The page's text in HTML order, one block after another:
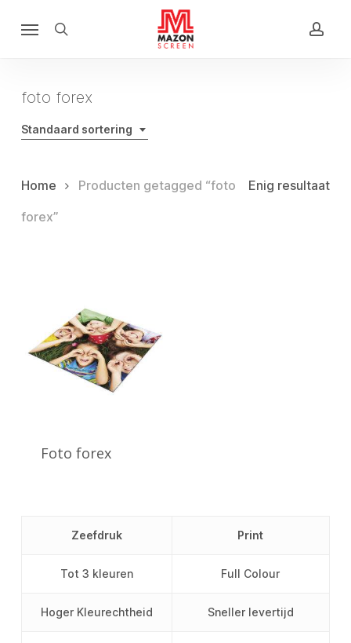
search
foto forex
Standaard sortering
Enig resultaat
Home
Producten getagged “foto
forex”
Foto forex
Zeefdruk Print
Tot 3 kleuren Full Colour
Hoger Kleurechtheid Sneller levertijd